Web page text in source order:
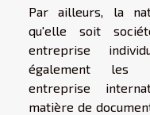
Par ailleurs, la
qu'elle soit
entreprise
également les
entreprise
matière de